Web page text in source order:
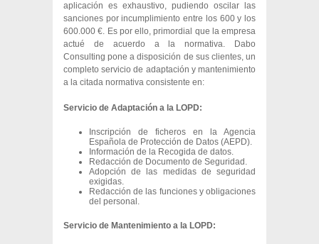
aplicación es exhaustivo, pudiendo oscilar las
sanciones por incumplimiento entre los 600 y los
600.000 €. Es por ello, primordial que la empresa
actué de acuerdo a la normativa. Dabo
Consulting pone a disposición de sus clientes, un
completo servicio de adaptación y mantenimiento
a la citada normativa consistente en:
Servicio de Adaptación a la LOPD:
Inscripción de ficheros en la Agencia
Española de Protección de Datos (AEPD).
Información de la Recogida de datos.
Redacción de Documento de Seguridad.
Adopción de las medidas de seguridad
exigidas.
Redacción de las funciones y obligaciones
del personal.
Servicio de Mantenimiento a la LOPD: